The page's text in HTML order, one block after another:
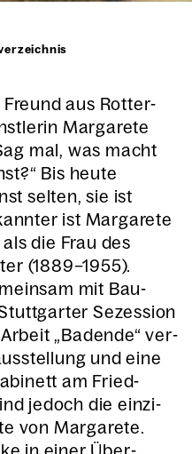
Freund aus Rot­ter­
Mar­ga­re­te
mal, was macht
Bis heu­te
sel­ten, sie ist
ist Mar­ga­re­te
die Frau des
(1889–1955).
mit Bau­
Sezes­si­on
„Baden­de“ ver­
und eine
am Fried­
jedoch die ein­zi­
von Mar­ga­re­te.